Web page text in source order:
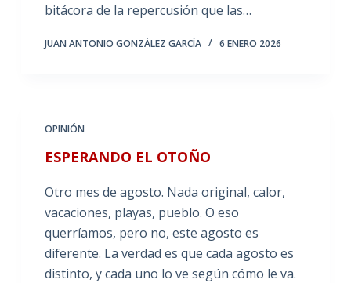
bitácora de la repercusión que las…
JUAN ANTONIO GONZÁLEZ GARCÍA 6 ENERO 2026
OPINIÓN
ESPERANDO EL OTOÑO
Otro mes de agosto. Nada original, calor,
vacaciones, playas, pueblo. O eso
querríamos, pero no, este agosto es
diferente. La verdad es que cada agosto es
distinto, y cada uno lo ve según cómo le va.